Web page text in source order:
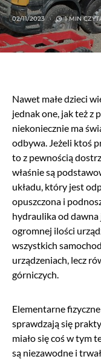
02/11/2023 1 MIN
Nawet małe dzieci
jednak one, jak też z
niekoniecznie ma
odbywa. Jeżeli ktoś
to z pewnością
właśnie są
układu, który jest
opuszczona i
hydraulika od
ogromnej ilości
wszystkich
urządzeniach, lecz
górniczych.
Elementarne
sprawdzają się
miało się coś w tym
są niezawodne i